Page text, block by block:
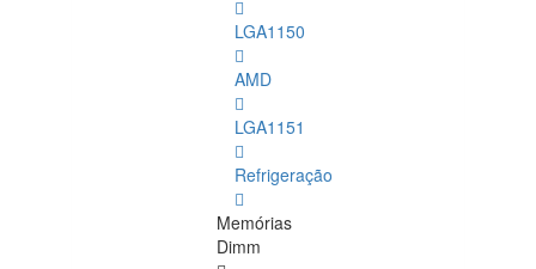
LGA1150
AMD
LGA1151
Refrigeração
Memórias
Dimm